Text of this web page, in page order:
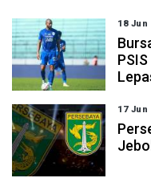
18 Jun
17 Jun